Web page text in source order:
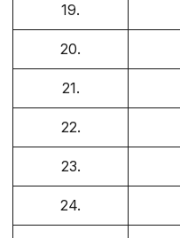
19.
20.
21.
22.
23.
24.